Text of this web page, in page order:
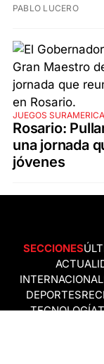
PABLO LUCERO
JUEGOS
Rosario:
una jornada
jóvenes
SECCIONES
DEPORTES
TECNOLOGÍA